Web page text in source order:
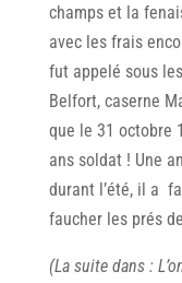
champs et la
avec les frais
fut appelé sous
Belfort, caserne
que le 31 octobre
ans soldat ! Une
durant l’été, il a
faucher les prés
(La suite dans :